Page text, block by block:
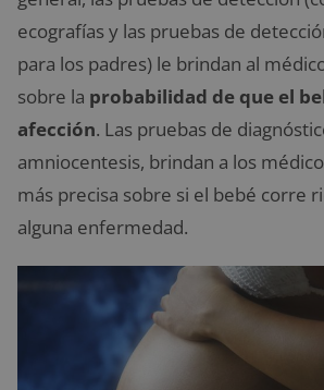
ecografías y las pruebas de
para los padres) le brindan al
sobre la probabilidad de que el
afección. Las pruebas de
amniocentesis, brindan a los
más precisa sobre si el bebé corre
alguna enfermedad.